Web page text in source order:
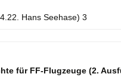
Hans Seehase) 3
für FF-Flugzeuge (2.